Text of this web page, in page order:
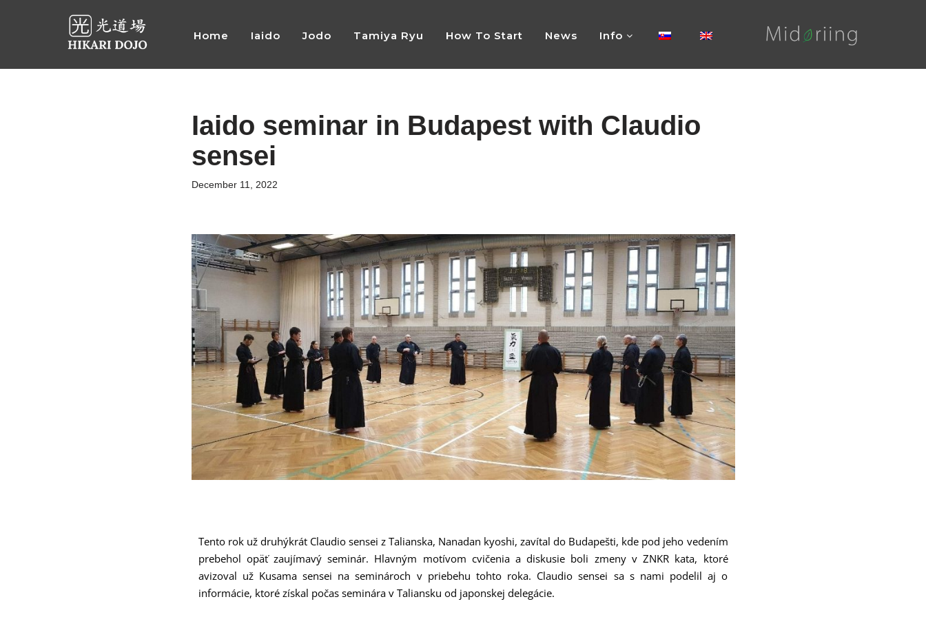
obsah
Home Iaido Jodo Tamiya Ryu How To Start News Info
Iaido seminar in Budapest with Claudio
sensei
December 11, 2022
Tento rok už druhýkrát Claudio sensei z Talianska, Nanadan kyoshi, zavítal do Budapešti, kde pod jeho vedením
prebehol opäť zaujímavý seminár. Hlavným motívom cvičenia a diskusie boli zmeny v ZNKR kata, ktoré
avizoval už Kusama sensei na seminároch v priebehu tohto roka. Claudio sensei sa s nami podelil aj o
informácie, ktoré získal počas seminára v Taliansku od japonskej delegácie.